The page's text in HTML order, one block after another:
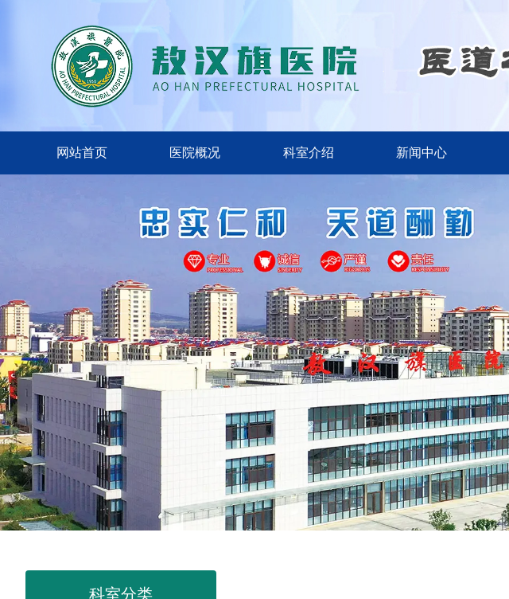
网站首页 医院概况 科室介绍 新闻中心
科室分类